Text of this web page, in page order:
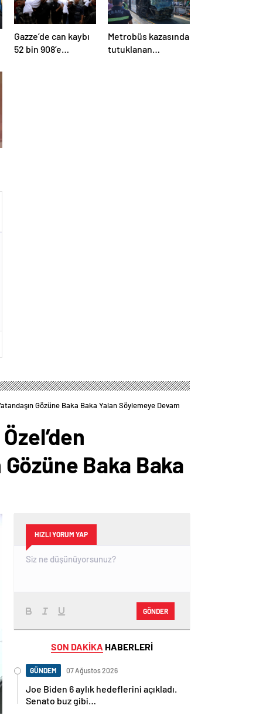
Gazze’de can kaybı
52 bin 908’e
Metrobüs kazasında
tutuklanan
Gözüne Baka Baka Yalan Söylemeye Devam
Baka Baka
HIZLI YORUM YAP
GÖNDER
SON DAKİKA HABERLERİ
GÜNDEM 07 Ağustos 2026
Joe Biden 6 aylık hedeflerini açıkladı.
Senato buz gibi…